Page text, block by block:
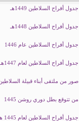
جدول أفراح السلاطين 1449هـ
جدول أفراح السلاطين 1448هـ
جدول أفراح السلاطين عام 1446
جدول أفراح السلاطين لعام 1447هـ
صور من ملتقى أبناء قبيلة السلاطين
من تتوقع بطل دوري روشن 1445
جدول أفراح السلاطين لعام 1445 هـ